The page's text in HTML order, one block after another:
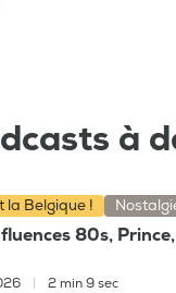
à
la Belgique !
80s,
2 min 9 sec